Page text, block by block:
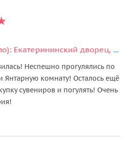
Пушкин (Царское Село): Екатерининский дворец, парк и Янтарная комната
Неспешно прогулялись по
Янтарную комнату! Осталось ещё
сувениров и погулять! Очень